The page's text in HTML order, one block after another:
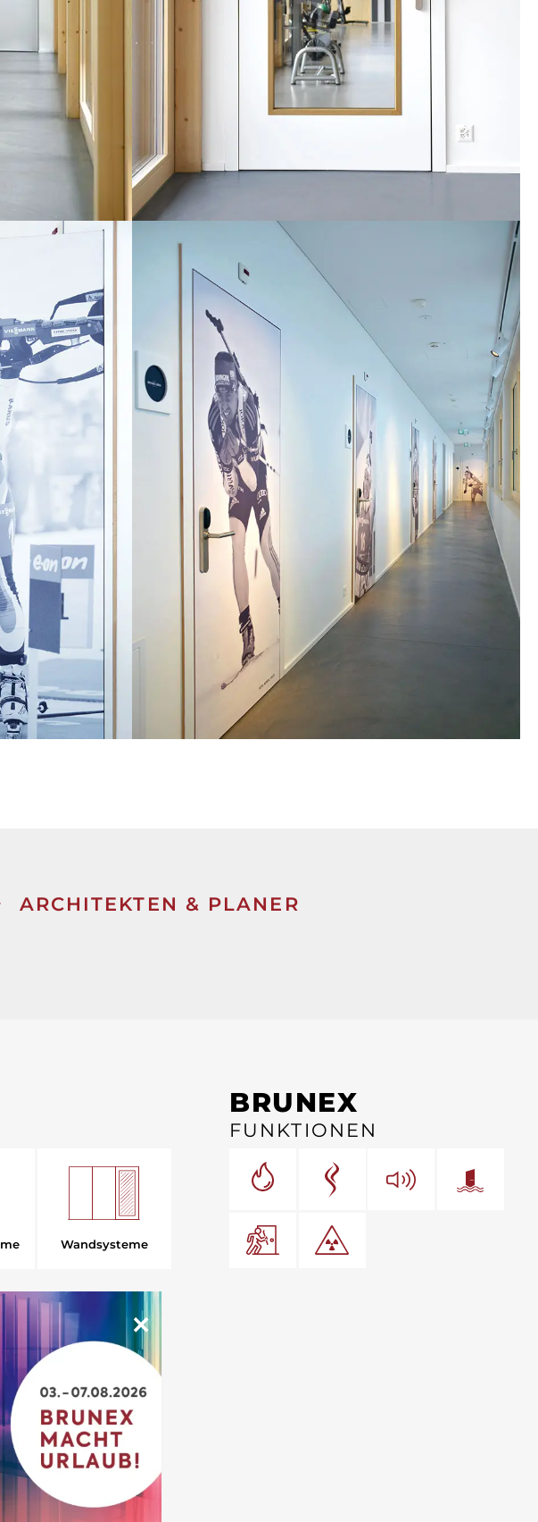
×
ARCHITEKTEN & PLANER
Wandsysteme
BRUNEX
FUNKTIONEN